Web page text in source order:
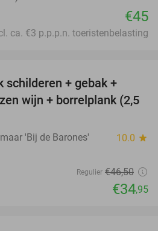
€45
ca. €3 p.p.p.n. toeristenbelasting
schilderen + gebak +
wijn + borrelplank (2,5
'Bij de Barones' 10.0 star
Regulier €46,50
€34,95